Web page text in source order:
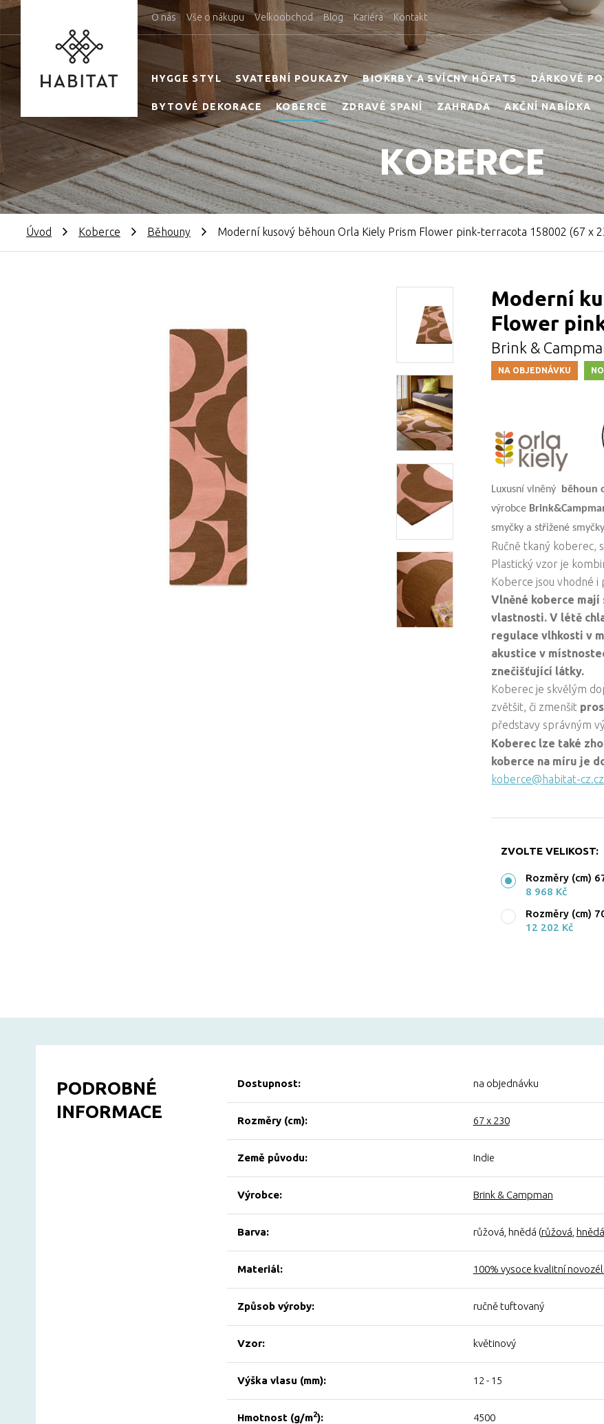
O nás Vše o nákupu Velkoobchod Blog Kariéra Kontakt
HYGGE STYL SVATEBNÍ POUKAZY BIOKRBY A SVÍCNY HÖFATS DÁRKOVÉ
BYTOVÉ DEKORACE KOBERCE ZDRAVÉ SPANÍ ZAHRADA AKČNÍ NABÍDKA
KOBERCE
Úvod Koberce Běhouny Moderní kusový běhoun Orla Kiely Prism Flower pink-terracota 158002 (67 x
Moderní
Flower
Brink &
NA OBJEDNÁVKU
Luxusní vlněný běhoun
výrobce
smyčky a střižené
Ručně tkaný koberec,
Plastický vzor je
Koberce jsou vhodné i
Vlněné koberce
vlastnosti. V létě
regulace vlhkosti v
akustice v
znečišťující látky.
Koberec je skvělým
zvětšit, či zmenšit
představy správným
Koberec lze také
koberce na míru je
koberce@habitat-cz.cz
ZVOLTE VELIKOST:
Rozměry (cm)
8 968 Kč
Rozměry (cm)
12 202 Kč
PODROBNÉ
INFORMACE
Dostupnost: na objednávku
Rozměry (cm): 67 x 230
Země původu: Indie
Výrobce: Brink & Campman
Barva: růžová, hnědá (růžová hnědá
Materiál: 100% vysoce kvalitní
Způsob výroby: ručně tuftovaný
Vzor: květinový
Výška vlasu (mm): 12 - 15
Hmotnost (g/m2): 4500